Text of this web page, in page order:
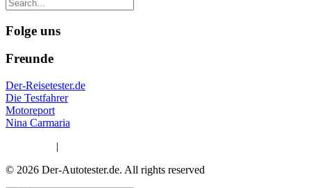
Folge uns
Freunde
Der-Reisetester.de
Die Testfahrer
Motoreport
Nina Carmaria
|
© 2026 Der-Autotester.de. All rights reserved